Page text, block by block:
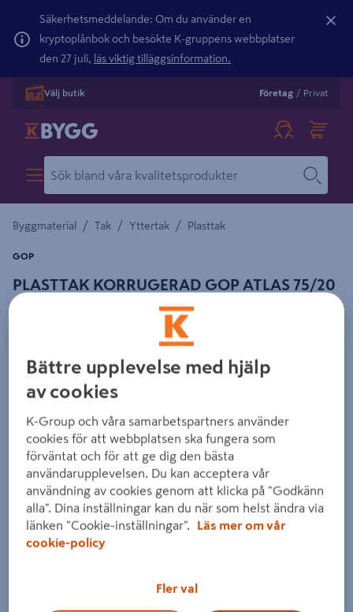
Säkerhetsmeddelande: Om du använder en
kryptoplånbok och besökte K-gruppens webbplatser
den 27 juli, läs viktig tilläggsinformation.
Välj butik Företag / Privat
Byggmaterial / Tak / Yttertak / Plasttak
PLASTTAK KORRUGERAD GOP ATLAS 75/20
KLAR 2400X1060MM
GOP
Detaljerad beskrivning finns i produktbeskrivningsområdet
Föregående
Bättre upplevelse med hjälp
av cookies
K-Group och våra samarbetspartners använder
cookies för att webbplatsen ska fungera som
förväntat och för att ge dig den bästa
användarupplevelsen. Du kan acceptera vår
användning av cookies genom att klicka på "Godkänn
alla". Dina inställningar kan du när som helst ändra via
länken "Cookie-inställningar".
Läs mer om vår
cookie-policy
Fler val